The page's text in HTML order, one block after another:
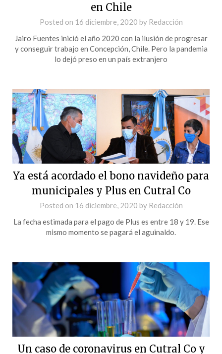
en Chile
Posted on 16 diciembre, 2020 by Redacción
Jairo Fuentes inició el año 2020 con la ilusión de progresar
y conseguir trabajo en Concepción, Chile. Pero la pandemia
lo dejó preso en un país extranjero
Ya está acordado el bono navideño para
municipales y Plus en Cutral Co
Posted on 16 diciembre, 2020 by Redacción
La fecha estimada para el pago de Plus es entre 18 y 19. Ese
mismo momento se pagará el aguinaldo.
Un caso de coronavirus en Cutral Co y